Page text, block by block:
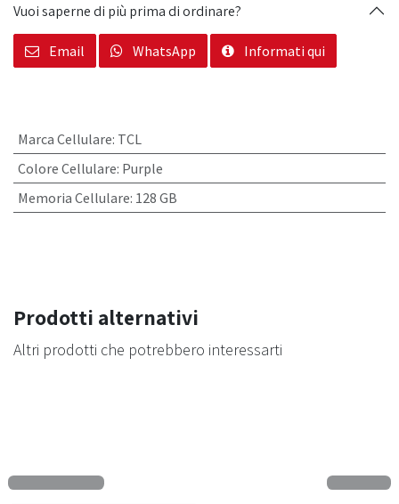
Vuoi saperne di più prima di ordinare?
Email WhatsApp Informati qui
Marca Cellulare: TCL
Colore Cellulare: Purple
Memoria Cellulare: 128 GB
Prodotti alternativi
Altri prodotti che potrebbero interessarti